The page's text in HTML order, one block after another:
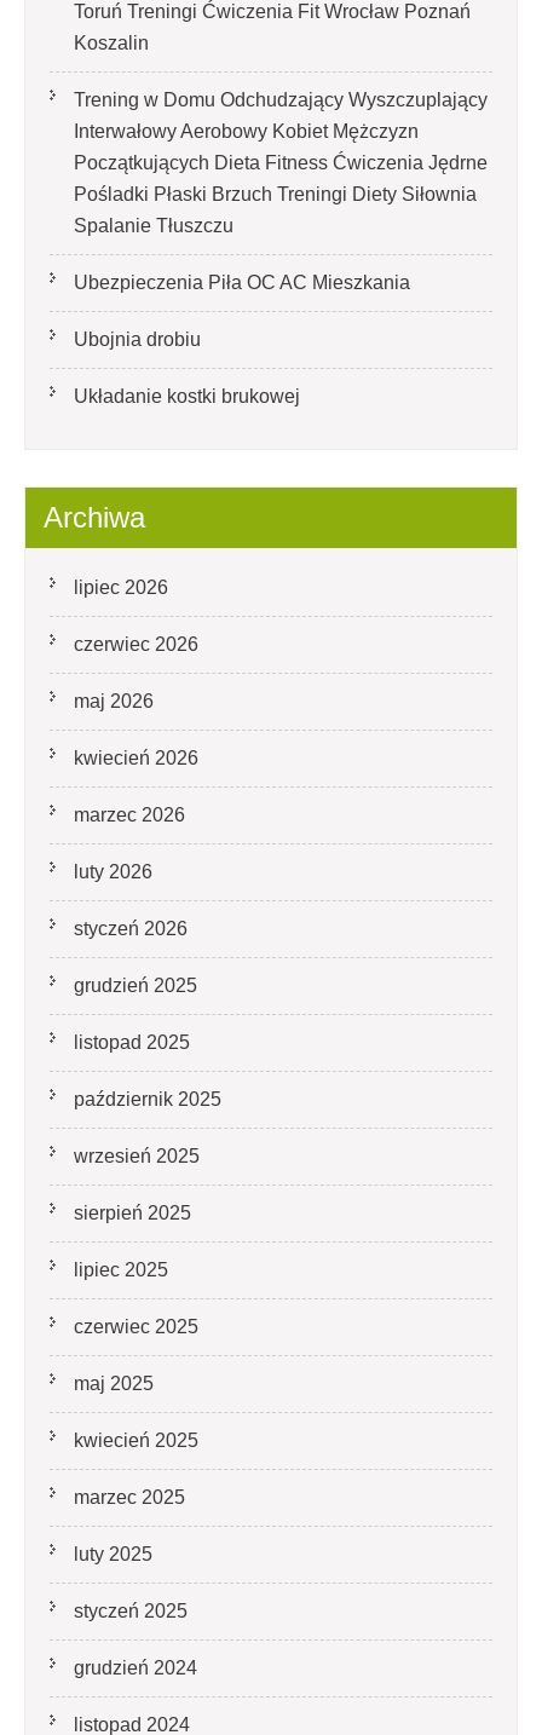
Toruń Treningi Ćwiczenia Fit Wrocław Poznań
Koszalin
Trening w Domu Odchudzający Wyszczuplający
Interwałowy Aerobowy Kobiet Mężczyzn
Początkujących Dieta Fitness Ćwiczenia Jędrne
Pośladki Płaski Brzuch Treningi Diety Siłownia
Spalanie Tłuszczu
Ubezpieczenia Piła OC AC Mieszkania
Ubojnia drobiu
Układanie kostki brukowej
Archiwa
lipiec 2026
czerwiec 2026
maj 2026
kwiecień 2026
marzec 2026
luty 2026
styczeń 2026
grudzień 2025
listopad 2025
październik 2025
wrzesień 2025
sierpień 2025
lipiec 2025
czerwiec 2025
maj 2025
kwiecień 2025
marzec 2025
luty 2025
styczeń 2025
grudzień 2024
listopad 2024